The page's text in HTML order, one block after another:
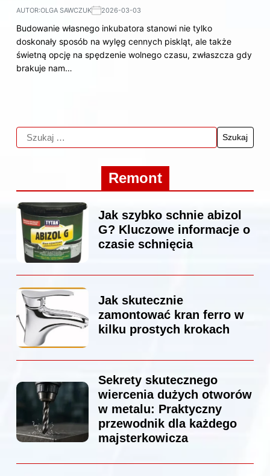
AUTOR:OLGA SAWCZUK 2026-03-03
Budowanie własnego inkubatora stanowi nie tylko
doskonały sposób na wylęg cennych piskląt, ale także
świetną opcję na spędzenie wolnego czasu, zwłaszcza gdy
brakuje nam…
Remont
Jak szybko schnie abizol
G? Kluczowe informacje o
czasie schnięcia
Jak skutecznie
zamontować kran ferro w
kilku prostych krokach
Sekrety skutecznego
wiercenia dużych otworów
w metalu: Praktyczny
przewodnik dla każdego
majsterkowicza